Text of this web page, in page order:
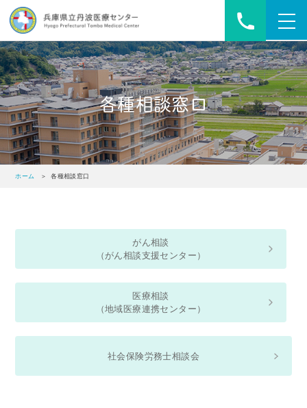
各種相談窓口
ホーム ＞ 各種相談窓口
がん相談
（がん相談支援センター）
医療相談
（地域医療連携センター）
社会保険労務士相談会